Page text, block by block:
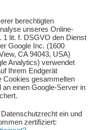
berechtigten
unseres Online-
1 lit. f. DSGVO den Dienst
Google Inc. (1600
CA 94043, USA)
Analytics) verwendet
Ihrem Endgerät
Cookies gesammelten
einen Google-Server in
ein und
zertifiziert: